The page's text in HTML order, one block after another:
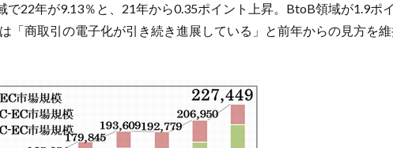
で22年が9.13％と、21年から0.35ポイント上昇。BtoB領域が1.9ポ
「商取引の電子化が引き続き進展している」と前年からの見方を